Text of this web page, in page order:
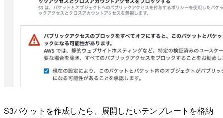
S3バケットを作成したら、展開したいテンプレートを格納